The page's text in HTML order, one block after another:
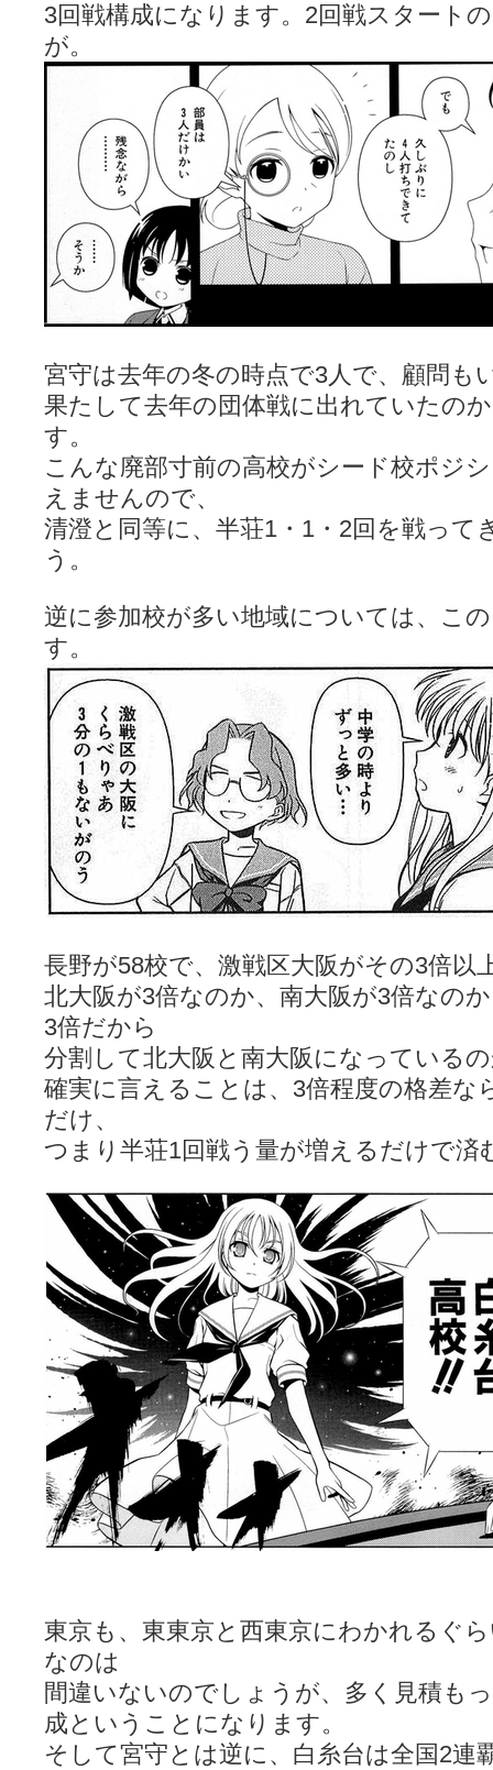
3回戦構成になります。2回戦スタート
が。
宮守は去年の冬の時点で3人で、顧問も
果たして去年の団体戦に出れていたの
す。
こんな廃部寸前の高校がシード校ポジ
えませんので、
清澄と同等に、半荘1・1・2回を戦って
う。
逆に参加校が多い地域については、こ
す。
長野が58校で、激戦区大阪がその3倍以
北大阪が3倍なのか、南大阪が3倍なの
3倍だから
分割して北大阪と南大阪になっている
確実に言えることは、3倍程度の格差な
だけ、
つまり半荘1回戦う量が増えるだけで済
東京も、東東京と西東京にわかれるぐ
なのは
間違いないのでしょうが、多く見積も
成ということになります。
そして宮守とは逆に、白糸台は全国2連